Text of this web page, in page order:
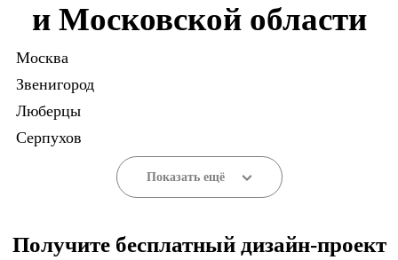
и Московской области
Москва
Звенигород
Люберцы
Серпухов
Показать ещё
Получите бесплатный дизайн-проект